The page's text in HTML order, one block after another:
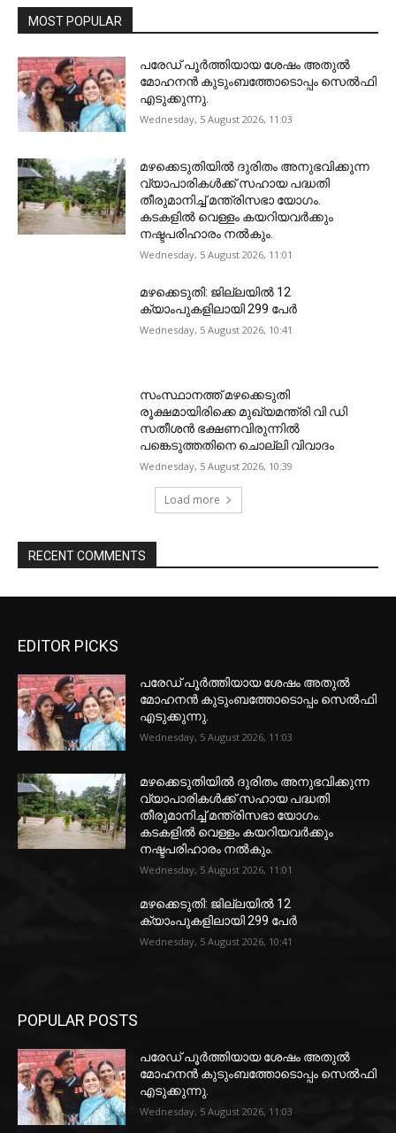
MOST POPULAR
പരേഡ് പൂര്‍ത്തിയായ ശേഷം അതുൽ
മോഹനൻ കുടുംബത്തോടൊപ്പം സെൽഫി
എടുക്കുന്നു.
Wednesday, 5 August 2026, 11:03
മഴക്കെടുതിയിൽ ദുരിതം അനുഭവിക്കുന്ന
വ്യാപാരികൾക്ക് സഹായ പദ്ധതി
തീരുമാനിച്ച് മന്ത്രിസഭാ യോഗം.
കടകളിൽ വെള്ളം കയറിയവർക്കും
നഷ്ടപരിഹാരം നൽകും.
Wednesday, 5 August 2026, 11:01
മഴക്കെടുതി: ജില്ലയിൽ 12
ക്യാംപുകളിലായി 299 പേർ
Wednesday, 5 August 2026, 10:41
സംസ്ഥാനത്ത് മഴക്കെടുതി
രൂക്ഷമായിരിക്കെ മുഖ്യമന്ത്രി വി ഡി
സതീശന്‍ ഭക്ഷണവിരുന്നില്‍
പങ്കെടുത്തതിനെ ചൊല്ലി വിവാദം
Wednesday, 5 August 2026, 10:39
Load more
RECENT COMMENTS
EDITOR PICKS
പരേഡ് പൂര്‍ത്തിയായ ശേഷം അതുൽ
മോഹനൻ കുടുംബത്തോടൊപ്പം സെൽഫി
എടുക്കുന്നു.
Wednesday, 5 August 2026, 11:03
മഴക്കെടുതിയിൽ ദുരിതം അനുഭവിക്കുന്ന
വ്യാപാരികൾക്ക് സഹായ പദ്ധതി
തീരുമാനിച്ച് മന്ത്രിസഭാ യോഗം.
കടകളിൽ വെള്ളം കയറിയവർക്കും
നഷ്ടപരിഹാരം നൽകും.
Wednesday, 5 August 2026, 11:01
മഴക്കെടുതി: ജില്ലയിൽ 12
ക്യാംപുകളിലായി 299 പേർ
Wednesday, 5 August 2026, 10:41
POPULAR POSTS
പരേഡ് പൂര്‍ത്തിയായ ശേഷം അതുൽ
മോഹനൻ കുടുംബത്തോടൊപ്പം സെൽഫി
എടുക്കുന്നു.
Wednesday, 5 August 2026, 11:03